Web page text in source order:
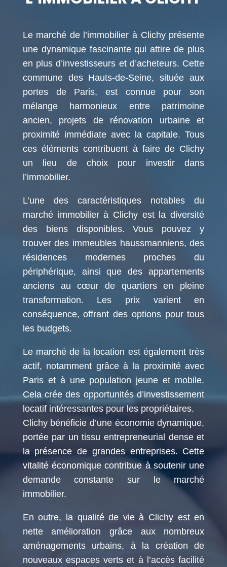
Le marché de l’immobilier à Clichy présente
une dynamique fascinante qui attire de plus
en plus d’investisseurs et d’acheteurs. Cette
commune des Hauts-de-Seine, située aux
portes de Paris, est connue pour son
mélange harmonieux entre patrimoine
ancien, projets de rénovation urbaine et
proximité immédiate avec la capitale. Tous
ces éléments contribuent à faire de Clichy
un lieu de choix pour investir dans
l’immobilier.
L’une des caractéristiques notables du
marché immobilier à Clichy est la diversité
des biens disponibles. Vous pouvez y
trouver des immeubles haussmanniens, des
résidences modernes proches du
périphérique, ainsi que des appartements
anciens au cœur de quartiers en pleine
transformation. Les prix varient en
conséquence, offrant des options pour tous
les budgets.
Le marché de la location est également très
actif, notamment grâce à la proximité avec
Paris et à une population jeune et mobile.
Cela crée des opportunités d’investissement
locatif intéressantes pour les propriétaires.
Clichy bénéficie d’une économie dynamique,
portée par un tissu entrepreneurial dense et
la présence de grandes entreprises. Cette
vitalité économique contribue à soutenir une
demande constante sur le marché
immobilier.
En outre, la qualité de vie à Clichy est en
nette amélioration grâce aux nombreux
aménagements urbains, à la création de
nouveaux espaces verts et à l’accès facilité